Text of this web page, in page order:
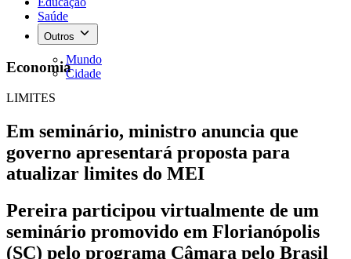
Saúde
Outros
Mundo
Cidade
Economia
LIMITES
Em seminário, ministro anuncia que
governo apresentará proposta para
atualizar limites do MEI
Pereira participou virtualmente de um
seminário promovido em Florianópolis
(SC) pelo programa Câmara pelo Brasil